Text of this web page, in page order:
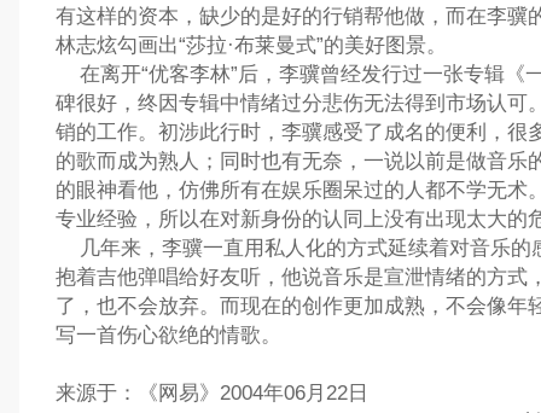
有这样的资本，缺少的是好的行销帮他做，而在李骥
林志炫勾画出“莎拉·布莱曼式”的美好图景。
在离开“优客李林”后，李骥曾经发行过一张专辑《
碑很好，终因专辑中情绪过分悲伤无法得到市场认可
销的工作。初涉此行时，李骥感受了成名的便利，很
的歌而成为熟人；同时也有无奈，一说以前是做音乐
的眼神看他，仿佛所有在娱乐圈呆过的人都不学无术
专业经验，所以在对新身份的认同上没有出现太大的
几年来，李骥一直用私人化的方式延续着对音乐的
抱着吉他弹唱给好友听，他说音乐是宣泄情绪的方式
了，也不会放弃。而现在的创作更加成熟，不会像年
写一首伤心欲绝的情歌。
来源于：《网易》2004年06月22日